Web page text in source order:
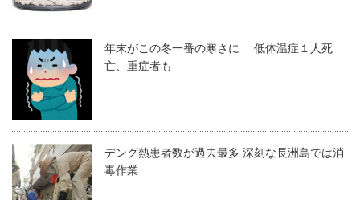
年末がこの冬一番の寒さに 低体温症１人死
亡、重症者も
デング熱患者数が過去最多 深刻な長洲島では消
毒作業